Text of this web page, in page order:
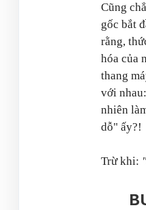
Cũng
gốc bắt
rằng,
hóa của
thang
với nhau:
nhiên
dỗ" ấy?!
Trừ khi: